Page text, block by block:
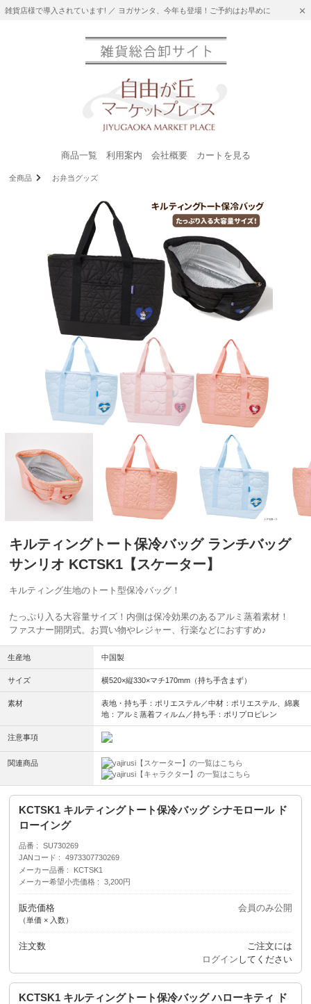
雑貨店様で導入されています! ／ ヨガサンタ、今年も登場！ご予約はお早めに
商品一覧 利用案内 会社概要 カートを見る
全商品 お弁当グッズ
キルティングトート保冷バッグ ランチバッグ
サンリオ KCTSK1【スケーター】
キルティング生地のトート型保冷バッグ！
たっぷり入る大容量サイズ！内側は保冷効果のあるアルミ蒸着素材！
ファスナー開閉式。お買い物やレジャー、行楽などにおすすめ♪
生産地 中国製
サイズ 横520×縦330×マチ170mm（持ち手含まず）
素材
表地・持ち手：ポリエステル／中材：ポリエステル、綿裏
地：アルミ蒸着フィルム／持ち手：ポリプロピレン
注意事項
関連商品
【スケーター】の一覧はこちら
【キャラクター】の一覧はこちら
KCTSK1 キルティングトート保冷バッグ シナモロール ド
ローイング
品番
SU730269
JANコード
4973307730269
メーカー品番
KCTSK1
メーカー希望小売価格
3,200円
販売価格
（単価 × 入数）
会員のみ公開
注文数
ご注文には
ログイン してください
KCTSK1 キルティングトート保冷バッグ ハローキティ ド